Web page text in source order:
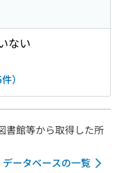
ない
）
書館等から取得した所
ータベースの一覧